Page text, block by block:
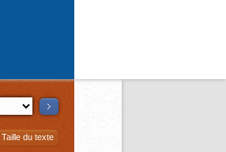
Augmenter
la
Taille du texte